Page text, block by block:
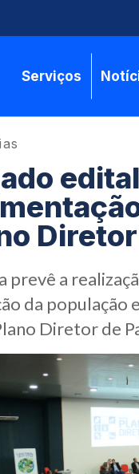
Serviços
prevê a
da população
Diretor de